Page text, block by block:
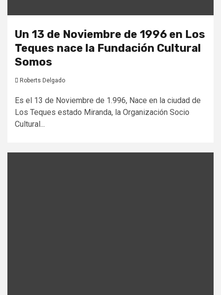
Un 13 de Noviembre de 1996 en Los
Teques nace la Fundación Cultural
Somos
Roberts Delgado
Es el 13 de Noviembre de 1.996, Nace en la ciudad de
Los Teques estado Miranda, la Organización Socio
Cultural...